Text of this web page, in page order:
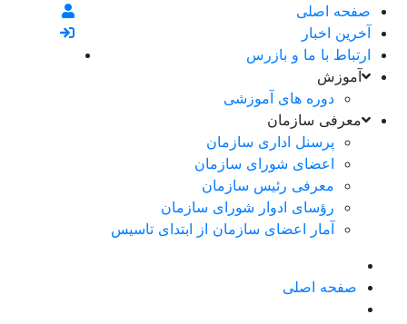
صفحه اصلی
آخرین اخبار
ارتباط با ما و بازرس
آموزش
دوره های آموزشی
معرفی سازمان
پرسنل اداری سازمان
اعضای شورای سازمان
معرفی رئیس سازمان
رؤسای ادوار شورای سازمان
آمار اعضای سازمان از ابتدای تاسیس
صفحه اصلی